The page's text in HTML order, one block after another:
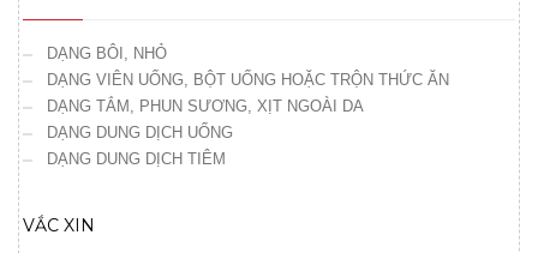
DẠNG BÔI, NHỎ
DẠNG VIÊN UỐNG, BỘT UỐNG HOẶC TRỘN THỨC ĂN
DẠNG TẮM, PHUN SƯƠNG, XỊT NGOÀI DA
DẠNG DUNG DỊCH UỐNG
DẠNG DUNG DỊCH TIÊM
VẮC XIN